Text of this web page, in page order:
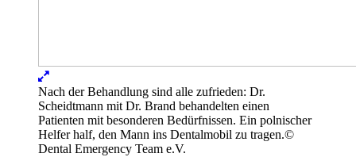
Lightbox
öffnen
Nach der Behandlung sind alle zufrieden: Dr.
Scheidtmann mit Dr. Brand behandelten einen
Patienten mit besonderen Bedürfnissen. Ein polnischer
Helfer half, den Mann ins Dentalmobil zu tragen.©
Dental Emergency Team e.V.